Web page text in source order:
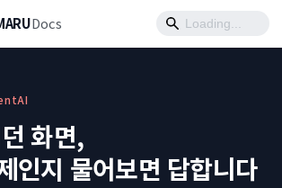
Docs
화면,
인지 물어보면 답합니다